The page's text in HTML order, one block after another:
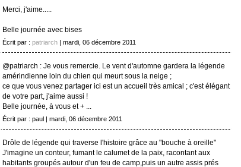
Merci, j'aime.....
Belle journée avec bises
Écrit par : patriarch| mardi, 06 décembre 2011
@patriarch : Je vous remercie. Le vent d'automne gardera la légende
amérindienne loin du chien qui meurt sous la neige ;
ce que vous venez partager ici est un accueil très amical ; c'est élégant
de votre part, j'aime aussi !
Belle journée, à vous et + ...
Écrit par : paul | mardi, 06 décembre 2011
Drôle de légende qui traverse l'histoire grâce au "bouche à oreille"
J'imagine un conteur, fumant le calumet de la paix, racontant aux
habitants groupés autour d'un feu de camp,puis un autre assis prés